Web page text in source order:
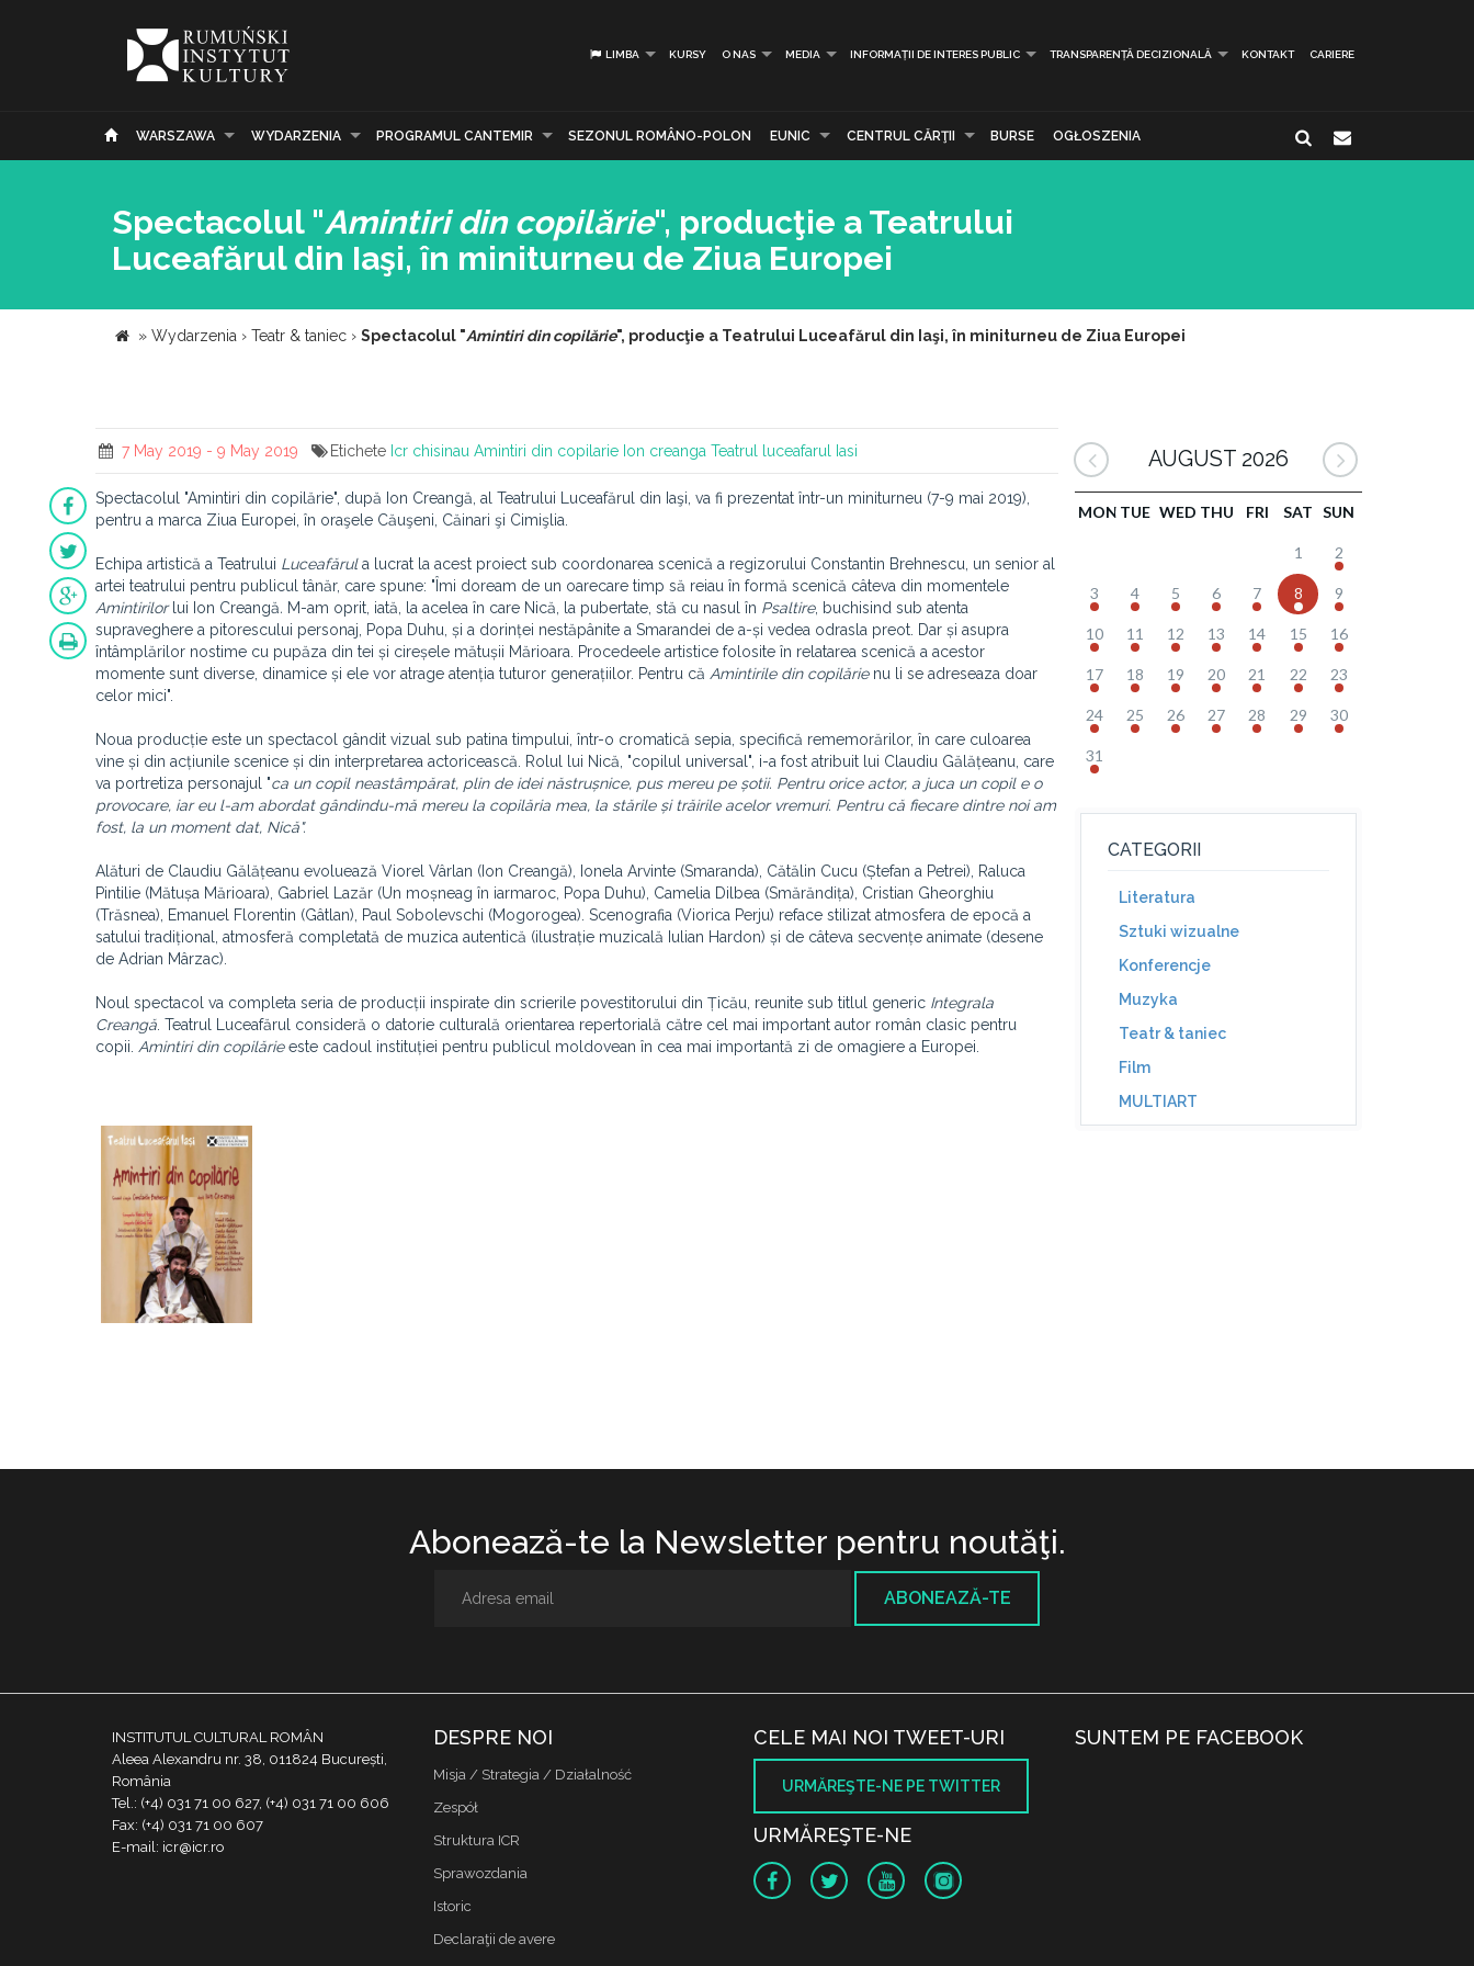
LIMBA KURSY O NAS MEDIA INFORMAȚII DE INTERES PUBLIC TRANSPARENȚĂ DECIZIONALĂ KONTAKT CARIERE
WARSZAWA WYDARZENIA PROGRAMUL CANTEMIR SEZONUL ROMÂNO-POLON EUNIC CENTRUL CĂRŢII BURSE OGŁOSZENIA
Spectacolul "Amintiri din copilărie", producţie a Teatrului
Luceafărul din Iaşi, în miniturneu de Ziua Europei
» Wydarzenia › Teatr & taniec › Spectacolul "Amintiri din copilărie", producţie a Teatrului Luceafărul din Iaşi, în miniturneu de Ziua Europei
7 May 2019 - 9 May 2019 Etichete Icr chisinau Amintiri din copilarie Ion creanga Teatrul luceafarul Iasi
Spectacolul "Amintiri din copilărie", după Ion Creangă, al Teatrului Luceafărul din Iaşi, va fi prezentat într-un miniturneu (7-9 mai 2019),
pentru a marca Ziua Europei, în oraşele Căuşeni, Căinari şi Cimişlia.
Echipa artistică a Teatrului Luceafărula lucrat la acest proiect sub coordonarea scenică a regizorului Constantin Brehnescu, un senior al
artei teatrului pentru publicul tânăr, care spune: "Îmi doream de un oarecare timp să reiau în formă scenică câteva din momentele
Amintirilor lui Ion Creangă. M-am oprit, iată, la acelea în care Nică, la pubertate, stă cu nasul în Psaltire, buchisind sub atenta
supraveghere a pitorescului personaj, Popa Duhu, și a dorinței nestăpânite a Smarandei de a-și vedea odrasla preot. Dar și asupra
întâmplărilor nostime cu pupăza din tei și cireșele mătușii Mărioara. Procedeele artistice folosite în relatarea scenică a acestor
momente sunt diverse, dinamice și ele vor atrage atenția tuturor generațiilor. Pentru că Amintirile din copilărie nu li se adreseaza doar
celor mici".
Noua producție este un spectacol gândit vizual sub patina timpului, într-o cromatică sepia, specifică rememorărilor, în care culoarea
vine și din acțiunile scenice și din interpretarea actoricească. Rolul lui Nică, "copilul universal", i-a fost atribuit lui Claudiu Gălățeanu, care
va portretiza personajul "ca un copil neastâmpărat, plin de idei năstrușnice, pus mereu pe șotii. Pentru orice actor, a juca un copil e o
provocare, iar eu l-am abordat gândindu-mă mereu la copilăria mea, la stările și trăirile acelor vremuri. Pentru că fiecare dintre noi am
fost, la un moment dat, Nică".
Alături de Claudiu Gălățeanu evoluează Viorel Vârlan (Ion Creangă), Ionela Arvinte (Smaranda), Cătălin Cucu (Ștefan a Petrei), Raluca
Pintilie (Mătușa Mărioara), Gabriel Lazăr (Un moșneag în iarmaroc, Popa Duhu), Camelia Dilbea (Smărăndița), Cristian Gheorghiu
(Trăsnea), Emanuel Florentin (Gâtlan), Paul Sobolevschi (Mogorogea). Scenografia (Viorica Perju) reface stilizat atmosfera de epocă a
satului tradițional, atmosferă completată de muzica autentică (ilustrație muzicală Iulian Hardon) și de câteva secvențe animate (desene
de Adrian Mârzac).
Noul spectacol va completa seria de producții inspirate din scrierile povestitorului din Țicău, reunite sub titlul generic Integrala
Creangă . Teatrul Luceafărul consideră o datorie culturală orientarea repertorială către cel mai important autor român clasic pentru
copii. Amintiri din copilărieeste cadoul instituției pentru publicul moldovean în cea mai importantă zi de omagiere a Europei.
AUGUST 2026
MON TUE WED THU FRI SAT SUN
1 2
3 4 5 6 7 8 9
10 11 12 13 14 15 16
17 18 19 20 21 22 23
24 25 26 27 28 29 30
31
CATEGORII
Literatura
Sztuki wizualne
Konferencje
Muzyka
Teatr & taniec
Film
MULTIART
Abonează-te la Newsletter pentru noutăţi.
ABONEAZĂ-TE
INSTITUTUL CULTURAL ROMÂN
Aleea Alexandru nr. 38, 011824 București,
România
Tel.: (+4) 031 71 00 627, (+4) 031 71 00 606
Fax: (+4) 031 71 00 607
E-mail: icr@icr.ro
DESPRE NOI
Misja / Strategia / Działalność
Zespół
Struktura ICR
Sprawozdania
Istoric
Declaraţii de avere
CELE MAI NOI TWEET-URI
URMĂREŞTE-NE PE TWITTER
URMĂREŞTE-NE
SUNTEM PE FACEBOOK